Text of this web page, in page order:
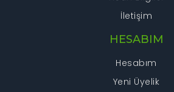
İletişim
HESABIM
Hesabım
Yeni Üyelik